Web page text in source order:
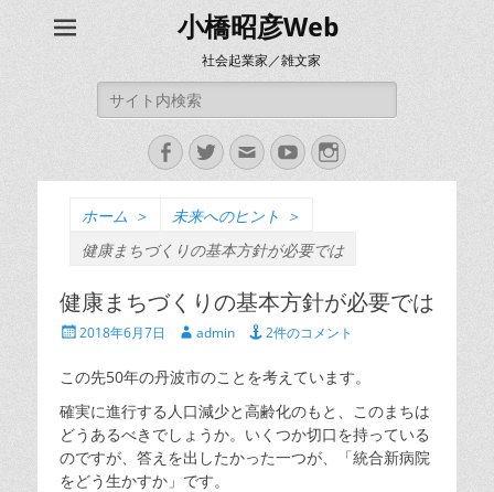
小橋昭彦Web
社会起業家／雑文家
索:
Facebook
Twitter
メ
ー
YouTubeInstagram
ホーム ＞ 未来へのヒント ＞
健康まちづくりの基本方針が必要では
健康まちづくりの基本方針が必要では
投
日
2018年6月7日
投
者
admin 2件のコメント
この先50年の丹波市のことを考えています。
確実に進行する人口減少と高齢化のもと、このまちは
どうあるべきでしょうか。いくつか切口を持っている
のですが、答えを出したかった一つが、「統合新病院
をどう生かすか」です。